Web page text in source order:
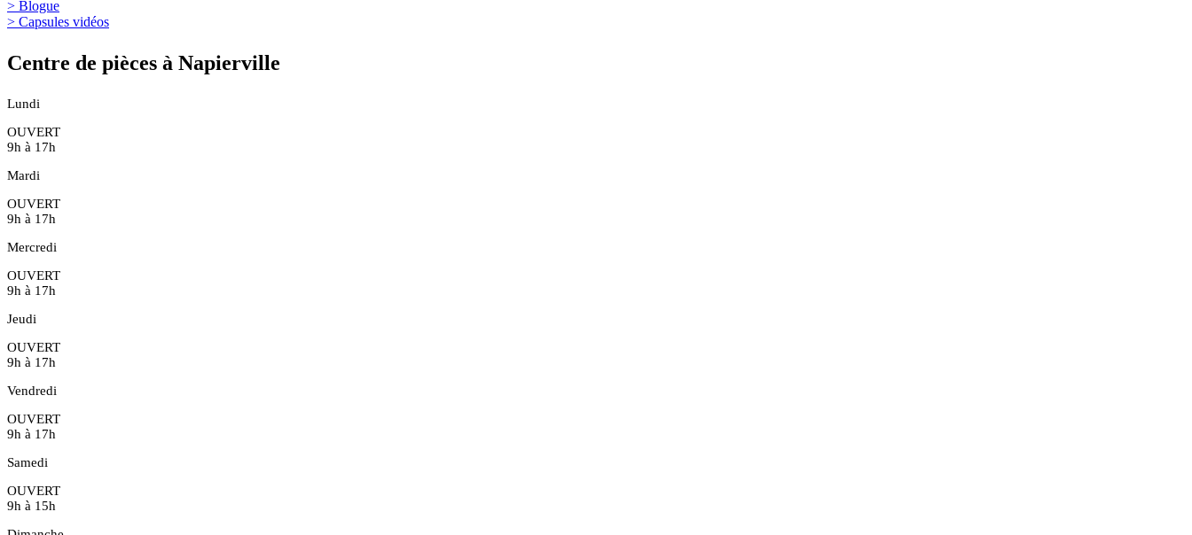
> Blogue
> Capsules vidéos
Centre de pièces à Napierville
Lundi
OUVERT
9h à 17h
Mardi
OUVERT
9h à 17h
Mercredi
OUVERT
9h à 17h
Jeudi
OUVERT
9h à 17h
Vendredi
OUVERT
9h à 17h
Samedi
OUVERT
9h à 15h